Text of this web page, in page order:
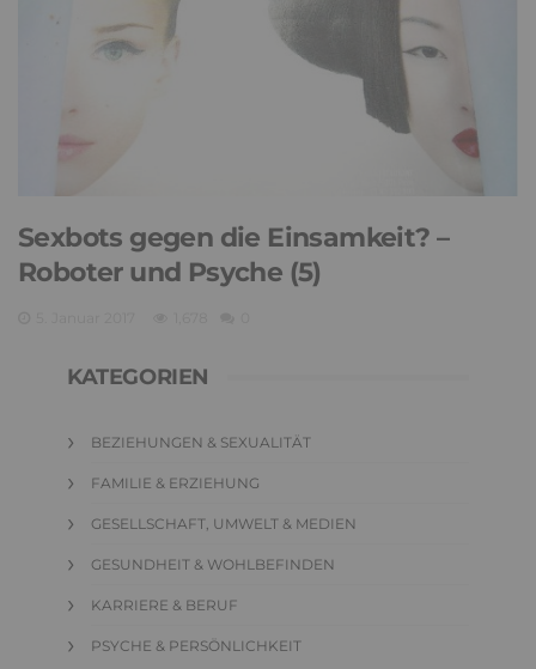
Sexbots gegen die Einsamkeit? –
Roboter und Psyche (5)
KATEGORIEN
BEZIEHUNGEN & SEXUALITÄT
FAMILIE & ERZIEHUNG
GESELLSCHAFT, UMWELT & MEDIEN
GESUNDHEIT & WOHLBEFINDEN
KARRIERE & BERUF
PSYCHE & PERSÖNLICHKEIT